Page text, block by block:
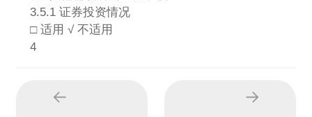
3.5.1 证券投资情况
□ 适用 √ 不适用
4